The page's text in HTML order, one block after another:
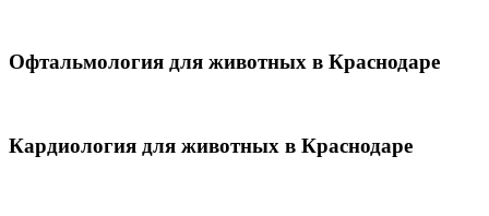
Офтальмология для животных в Краснодаре
Кардиология для животных в Краснодаре